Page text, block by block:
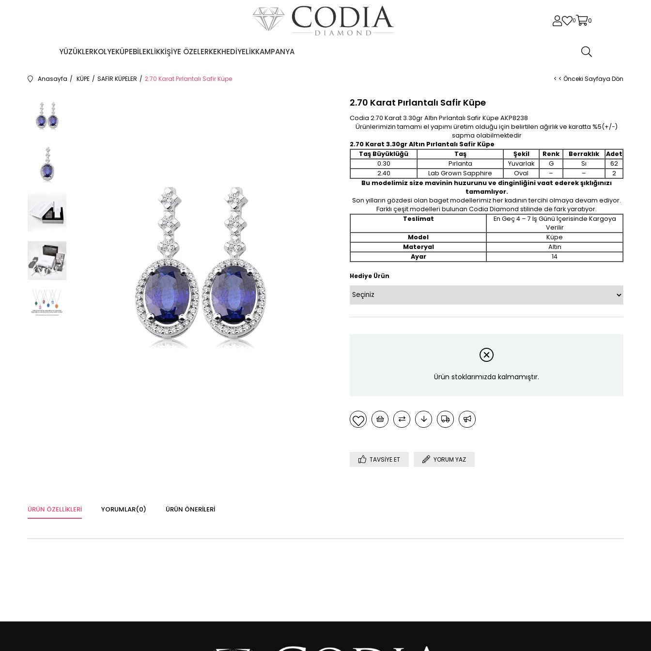
0 0
YÜZÜKLERKOLYEKÜPEBİLEKLİKKİŞİYE ÖZELERKEKHEDİYELİKKAMPANYA
Anasayfa KÜPE SAFİR KÜPELER 2.70 Karat Pırlantalı Safir Küpe < < Önceki Sayfaya Dön
2.70 Karat Pırlantalı Safir Küpe
Codia 2.70 Karat 3.30gr Altın Pırlantalı Safir Küpe AKP8238
Ürünlerimizin tamamı el yapımı üretim olduğu için belirtilen ağırlık ve karatta %5(+/-)
sapma olabilmektedir
2.70 Karat 3.30gr Altın Pırlantalı Safir Küpe
Taş Büyüklüğü
Taş Şekil Renk Berraklık
Adet
0.30
Pırlanta Yuvarlak G Sı
62
2.40
Lab Grown Sapphire Oval – –
2
Bu modelimiz size mavinin huzurunu ve dinginliğini vaat ederek şıklığınızı
tamamlıyor.
Son yılların gözdesi olan baget modellerimiz her kadının tercihi olmaya devam ediyor.
Farklı çeşit modelleri bulunan Codia Diamond stilinde de fark yaratıyor.
Teslimat
En Geç 4 – 7 Iş Günü Içerisinde Kargoya
Verilir
Model
Küpe
Materyal
Altın
Ayar
14
Hediye Ürün
Ürün stoklarımızda kalmamıştır.
TAVSIYE ET YORUM YAZ
ÜRÜN ÖZELLIKLERI YORUMLAR(0) ÜRÜN ÖNERILERI